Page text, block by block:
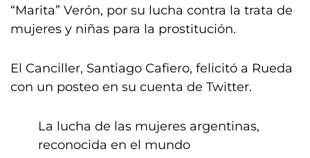
“Marita” Verón, por su lucha contra la trata de
mujeres y niñas para la prostitución.
El Canciller, Santiago Cafiero, felicitó a Rueda
con un posteo en su cuenta de Twitter.
La lucha de las mujeres argentinas,
reconocida en el mundo